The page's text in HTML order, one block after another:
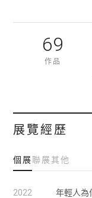
69
作品
展覽經歷
個展聯展 其他
2022 年輕人為